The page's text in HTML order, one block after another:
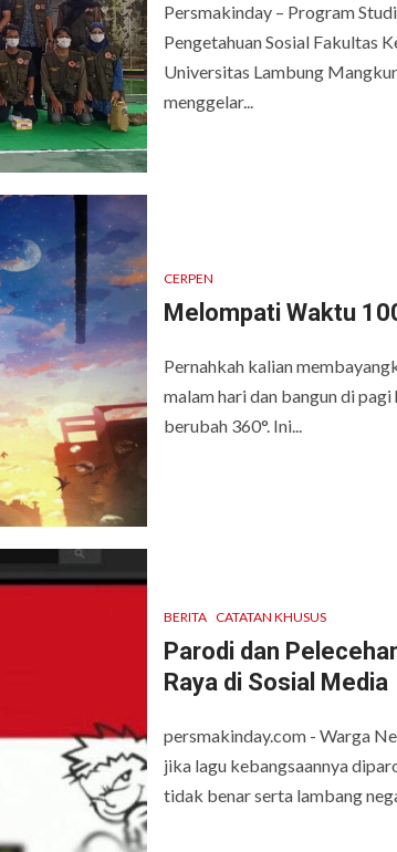
Persmakinday – Program
Pengetahuan Sosial Fakultas
Universitas Lambung
menggelar...
CERPEN
Melompati Waktu
Pernahkah kalian
malam hari dan bangun di
berubah 360°. Ini...
BERITA CATATAN KHUSUS
Parodi dan
Raya di Sosial Media
persmakinday.com - Warga
jika lagu kebangsaannya
tidak benar serta lambang